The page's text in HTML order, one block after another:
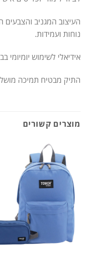
העיצוב המגניב והצבעים
נוחות ועמידות.
אידיאלי לשימוש יומיומי
התיק מבטיח תמיכה
מוצרים קשורים